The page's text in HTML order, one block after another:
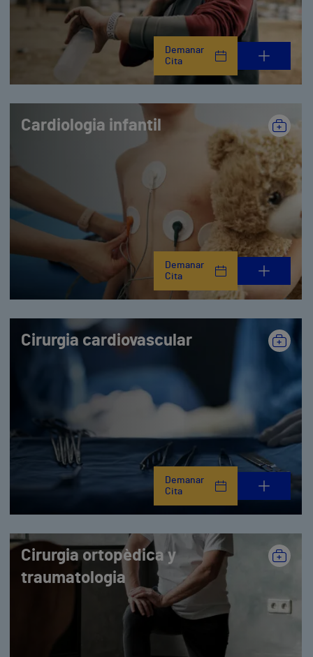
Demanar
Cita
Cardiologia infantil
Demanar
Cita
Cirurgia cardiovascular
Demanar
Cita
Cirurgia ortopèdica y
traumatologia